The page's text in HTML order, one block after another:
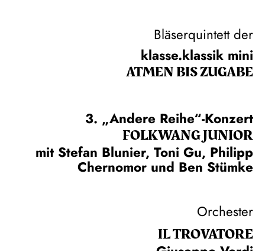
Bläserquintett der
klasse.klassik mini
ATMEN BIS ZUGABE
3. „Andere Reihe“-Konzert
FOLKWANG JUNIOR
mit Stefan Blunier, Toni Gu, Philipp
Chernomor und Ben Stümke
Orchester
IL TROVA­TORE